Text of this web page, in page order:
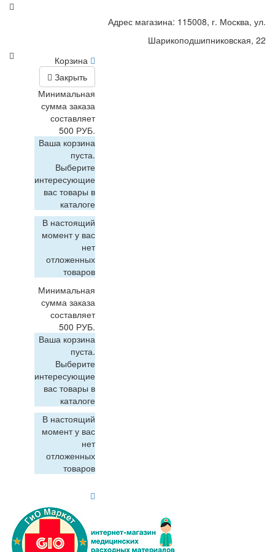
Адрес магазина: 115008, г. Москва, ул.
Шарикоподшипниковская, 22
Корзина
Закрыть
Минимальная
сумма заказа
составляет
500 РУБ.
Ваша корзина
пуста.
Выберите
интересующие
вас товары в
каталоге
В настоящий
момент у вас
нет
отложенных
товаров
Минимальная
сумма заказа
составляет
500 РУБ.
Ваша корзина
пуста.
Выберите
интересующие
вас товары в
каталоге
В настоящий
момент у вас
нет
отложенных
товаров